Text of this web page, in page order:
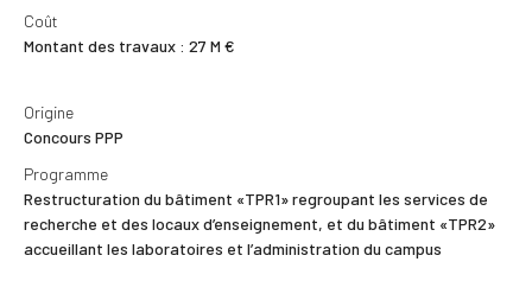
Coût
Montant des travaux : 27 M €
Origine
Concours PPP
Programme
Restructuration du bâtiment «TPR1» regroupant les services de
recherche et des locaux d’enseignement, et du bâtiment «TPR2»
accueillant les laboratoires et l’administration du campus